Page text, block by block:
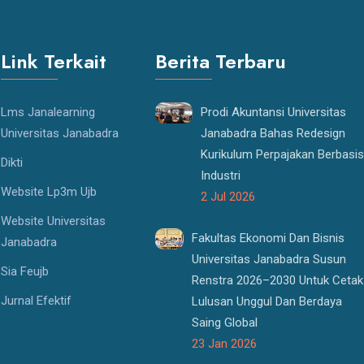
Link Terkait
Lms Janalearning
Universitas Janabadra
Dikti
Website Lp3m Ujb
Website Universitas
Janabadra
Sia Feujb
Jurnal Efektif
Berita Terbaru
Prodi Akuntansi Universitas
Janabadra Bahas Redesign
Kurikulum Perpajakan Berbasis
Industri
2 Jul 2026
Fakultas Ekonomi Dan Bisnis
Universitas Janabadra Susun
Renstra 2026–2030 Untuk Cetak
Lulusan Unggul Dan Berdaya
Saing Global
23 Jan 2026